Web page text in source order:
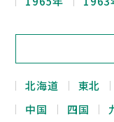
北海道 東北
中国
四国